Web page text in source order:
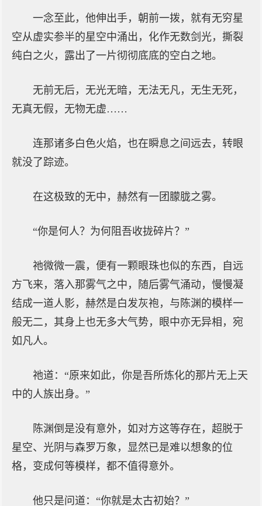
一念至此，他伸出手，朝前一拨，就有无穷星
空从虚实参半的星空中涌出，化作无数剑光，撕裂
纯白之火，露出了一片彻彻底底的空白之地。
无前无后，无光无暗，无法无凡，无生无死，
无真无假，无物无虚……
连那诸多白色火焰，也在瞬息之间远去，转眼
就没了踪迹。
在这极致的无中，赫然有一团朦胧之雾。
“你是何人？为何阻吾收拢碎片？”
祂微微一震，便有一颗眼珠也似的东西，自远
方飞来，落入那雾气之中，随后雾气涌动，慢慢凝
结成一道人影，赫然是白发灰袍，与陈渊的模样一
般无二，其身上也无多大气势，眼中亦无异相，宛
如凡人。
祂道：“原来如此，你是吾所炼化的那片无上天
中的人族出身。”
陈渊倒是没有意外，如对方这等存在，超脱于
星空、光阴与森罗万象，显然已是难以想象的位
格，变成何等模样，都不值得意外。
他只是问道：“你就是太古初始？”